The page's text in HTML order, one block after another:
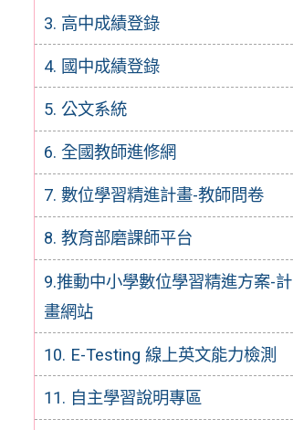
3. 高中成績登錄
4. 國中成績登錄
5. 公文系統
6. 全國教師進修網
7. 數位學習精進計畫-教師問卷
8. 教育部磨課師平台
9.推動中小學數位學習精進方案-計
畫網站
10. E-Testing 線上英文能力檢測
11. 自主學習說明專區